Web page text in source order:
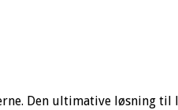
Den ultimative løsning